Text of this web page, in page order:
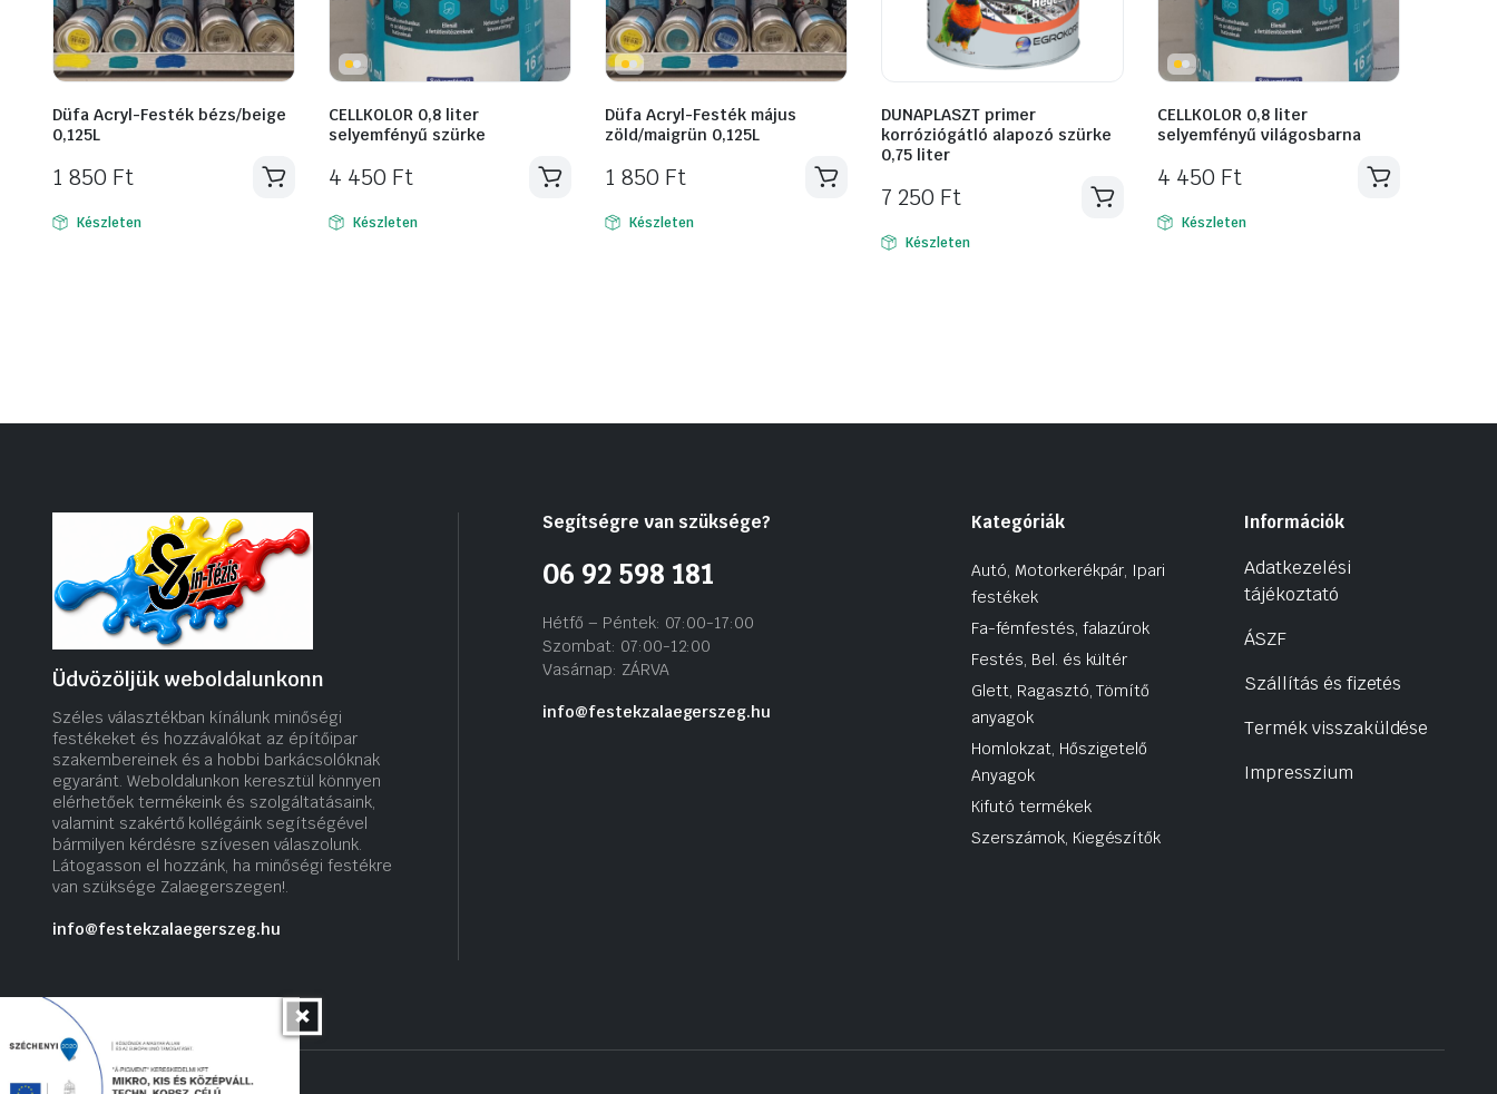
Düfa Acryl-Festék bézs/beige
0,125L
1 850 Ft
Készleten
CELLKOLOR 0,8 liter
selyemfényű szürke
4 450 Ft
Készleten
Düfa Acryl-Festék május
zöld/maigrün 0,125L
1 850 Ft
Készleten
DUNAPLASZT primer
korróziógátló alapozó szürke
0,75 liter
7 250 Ft
Készleten
CELLKOLOR 0,8 liter
selyemfényű világosbarna
4 450 Ft
Készleten
Üdvözöljük weboldalunkonn
Széles választékban kínálunk minőségi
festékeket és hozzávalókat az építőipar
szakembereinek és a hobbi barkácsolóknak
egyaránt. Weboldalunkon keresztül könnyen
elérhetőek termékeink és szolgáltatásaink,
valamint szakértő kollégáink segítségével
bármilyen kérdésre szívesen válaszolunk.
Látogasson el hozzánk, ha minőségi festékre
van szüksége Zalaegerszegen!.
info@festekzalaegerszeg.hu
Segítségre van szüksége?
06 92 598 181
Hétfő – Péntek: 07:00-17:00
Szombat: 07:00-12:00
Vasárnap: ZÁRVA
info@festekzalaegerszeg.hu
Kategóriák
Autó, Motorkerékpár, Ipari
festékek
Fa-fémfestés, falazúrok
Festés, Bel. és kültér
Glett, Ragasztó, Tömítő
anyagok
Homlokzat, Hőszigetelő
Anyagok
Kifutó termékek
Szerszámok, Kiegészítők
Információk
Adatkezelési
tájékoztató
ÁSZF
Szállítás és fizetés
Termék visszaküldése
Impresszium